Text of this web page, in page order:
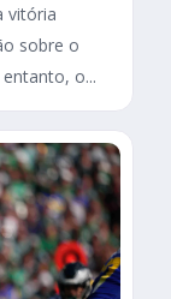
vitória
sobre o
o...